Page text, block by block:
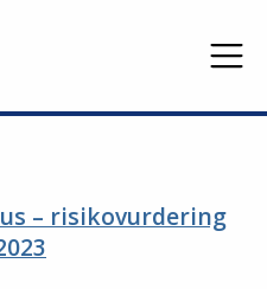
– risikovurdering